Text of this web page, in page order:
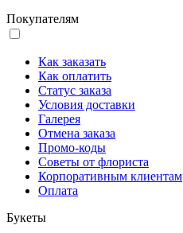
Покупателям
Как заказать
Как оплатить
Статус заказа
Условия доставки
Галерея
Отмена заказа
Промо-коды
Советы от флориста
Корпоративным клиентам
Оплата
Букеты